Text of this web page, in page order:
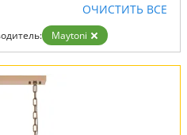
ОЧИСТИТЬ ВСЕ
Maytoni